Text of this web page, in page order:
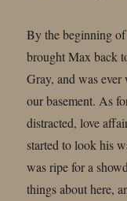
By the beginning
brought Max back
Gray, and was
our basement. As
distracted, love
started to look his
was ripe for a
things about here,